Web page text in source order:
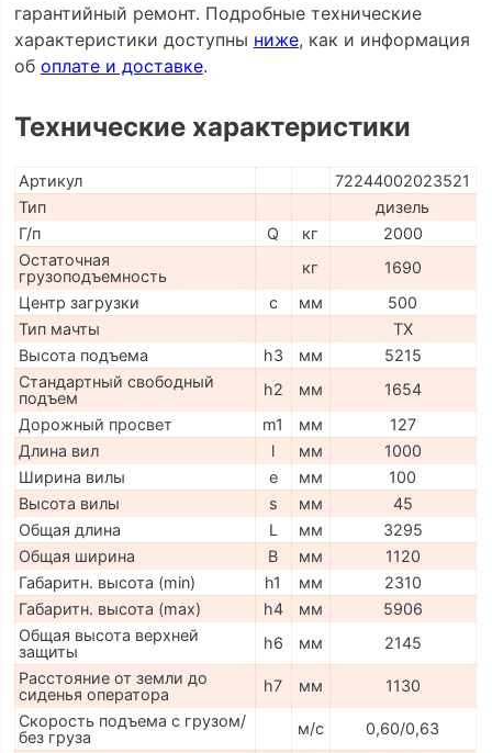
гарантийный ремонт. Подробные технические
характеристики доступны ниже, как и информация
об оплате и доставке.
Технические характеристики
Артикул
72244002023521
Тип
дизель
Г/п
Q кг
2000
Остаточная
грузоподъемность
кг
1690
Центр загрузки
c мм
500
Тип мачты
TX
Высота подъема
h3 мм
5215
Стандартный свободный
подъем
h2 мм
1654
Дорожный просвет
m1 мм
127
Длина вил
l мм
1000
Ширина вилы
e мм
100
Высота вилы
s мм
45
Общая длина
L мм
3295
Общая ширина
B мм
1120
Габаритн. высота (min)
h1 мм
2310
Габаритн. высота (max)
h4 мм
5906
Общая высота верхней
защиты
h6 мм
2145
Расстояние от земли до
сиденья оператора
h7 мм
1130
Скорость подъема с грузом/
без груза
м/с
0,60/0,63